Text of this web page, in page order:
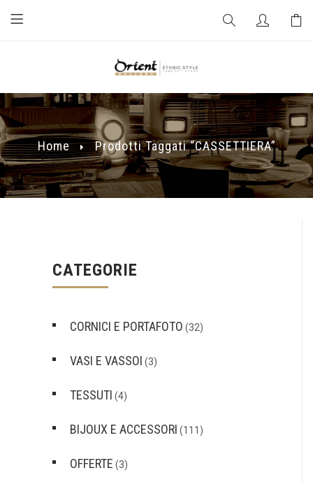
Home Prodotti Taggati “CASSETTIERA”
CATEGORIE
CORNICI E PORTAFOTO (32)
VASI E VASSOI (3)
TESSUTI (4)
BIJOUX E ACCESSORI (111)
OFFERTE (3)